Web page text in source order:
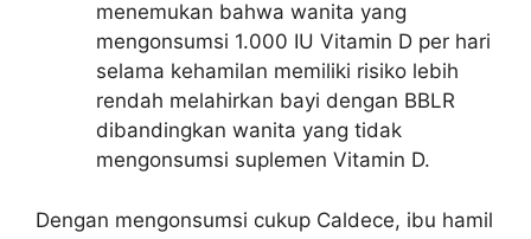
menemukan bahwa wanita yang
mengonsumsi 1.000 IU Vitamin D per hari
selama kehamilan memiliki risiko lebih
rendah melahirkan bayi dengan BBLR
dibandingkan wanita yang tidak
mengonsumsi suplemen Vitamin D.
Dengan mengonsumsi cukup Caldece, ibu hamil